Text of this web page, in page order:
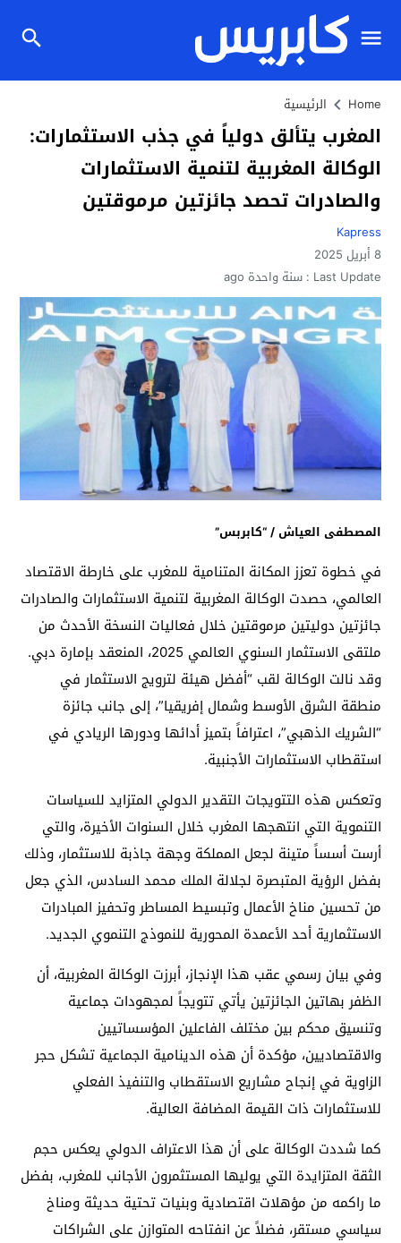
Home الرئيسية
المغرب يتألق دولياً في جذب الاستثمارات:
الوكالة المغربية لتنمية الاستثمارات
والصادرات تحصد جائزتين مرموقتين
Kapress
8 أبريل 2025
Last Update : سنة واحدة ago
المصطفى العياش / “كابربس”
في خطوة تعزز المكانة المتنامية للمغرب على خارطة الاقتصاد
العالمي، حصدت الوكالة المغربية لتنمية الاستثمارات والصادرات
جائزتين دوليتين مرموقتين خلال فعاليات النسخة الأحدث من
ملتقى الاستثمار السنوي العالمي 2025، المنعقد بإمارة دبي.
وقد نالت الوكالة لقب “أفضل هيئة لترويج الاستثمار في
منطقة الشرق الأوسط وشمال إفريقيا”، إلى جانب جائزة
“الشريك الذهبي”، اعترافاً بتميز أدائها ودورها الريادي في
استقطاب الاستثمارات الأجنبية.
وتعكس هذه التتويجات التقدير الدولي المتزايد للسياسات
التنموية التي انتهجها المغرب خلال السنوات الأخيرة، والتي
أرست أسساً متينة لجعل المملكة وجهة جاذبة للاستثمار، وذلك
بفضل الرؤية المتبصرة لجلالة الملك محمد السادس، الذي جعل
من تحسين مناخ الأعمال وتبسيط المساطر وتحفيز المبادرات
الاستثمارية أحد الأعمدة المحورية للنموذج التنموي الجديد.
وفي بيان رسمي عقب هذا الإنجاز، أبرزت الوكالة المغربية، أن
الظفر بهاتين الجائزتين يأتي تتويجاً لمجهودات جماعية
وتنسيق محكم بين مختلف الفاعلين المؤسساتيين
والاقتصاديين، مؤكدة أن هذه الدينامية الجماعية تشكل حجر
الزاوية في إنجاح مشاريع الاستقطاب والتنفيذ الفعلي
للاستثمارات ذات القيمة المضافة العالية.
كما شددت الوكالة على أن هذا الاعتراف الدولي يعكس حجم
الثقة المتزايدة التي يوليها المستثمرون الأجانب للمغرب، بفضل
ما راكمه من مؤهلات اقتصادية وبنيات تحتية حديثة ومناخ
سياسي مستقر، فضلاً عن انفتاحه المتوازن على الشراكات